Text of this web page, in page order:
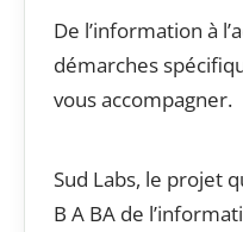
De l’information à
démarches
vous accompagner.
Sud Labs, le projet
B A BA de